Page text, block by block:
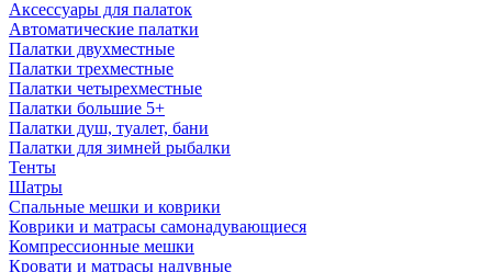
Аксессуары для палаток
Автоматические палатки
Палатки двухместные
Палатки трехместные
Палатки четырехместные
Палатки большие 5+
Палатки душ, туалет, бани
Палатки для зимней рыбалки
Тенты
Шатры
Спальные мешки и коврики
Коврики и матрасы самонадувающиеся
Компрессионные мешки
Кровати и матрасы надувные